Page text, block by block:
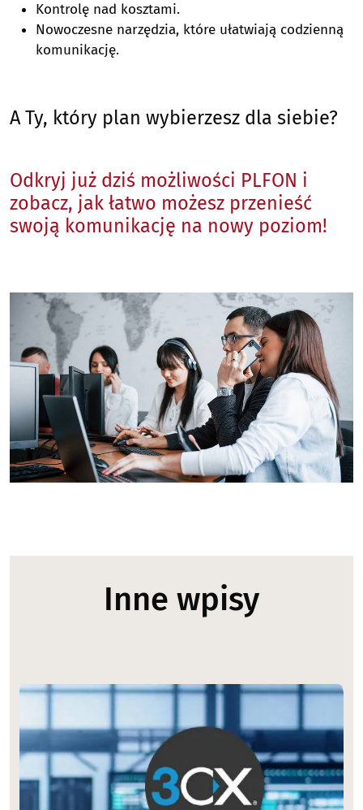
Kontrolę nad kosztami.
Nowoczesne narzędzia, które ułatwiają codzienną
komunikację.
A Ty, który plan wybierzesz dla siebie?
Odkryj już dziś możliwości PLFON i
zobacz, jak łatwo możesz przenieść
swoją komunikację na nowy poziom!
Inne wpisy
Image